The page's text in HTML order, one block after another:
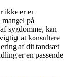
ikke er en
på
sygdomme, kan
at konsultere
af dit tandsæt
er en passende